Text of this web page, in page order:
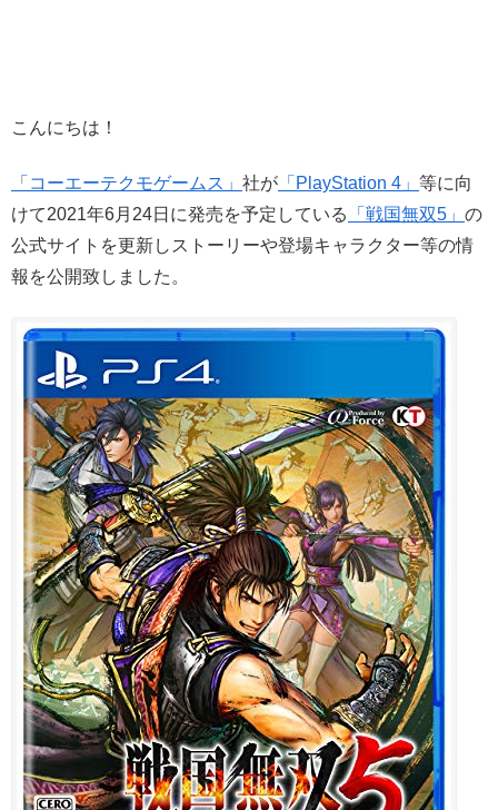
こんにちは！
「コーエーテクモゲームス」 社が 「PlayStation 4」 等に向
けて2021年6月24日に発売を予定している
「戦国無双5」 の
公式サイトを更新しストーリーや登場キャラクター等の情
報を公開致しました。